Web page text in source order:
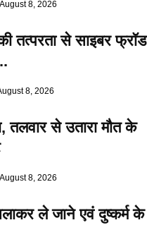
August 8, 2026
तत्परता से साइबर फ्रॉड
8, 2026
तलवार से उतारा मौत के
August 8, 2026
ले जाने एवं दुष्कर्म के